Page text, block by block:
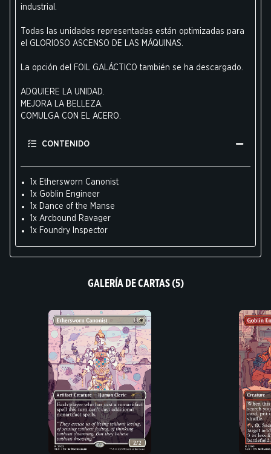
industrial.
Todas las unidades representadas están optimizadas para
el GLORIOSO ASCENSO DE LAS MÁQUINAS.
La opción del FOIL GALÁCTICO también se ha descargado.
ADQUIERE LA UNIDAD.
MEJORA LA BELLEZA.
COMULGA CON EL ACERO.
CONTENIDO
1x Ethersworn Canonist
1x Goblin Engineer
1x Dance of the Manse
1x Arcbound Ravager
1x Foundry Inspector
GALERÍA DE CARTAS (5)